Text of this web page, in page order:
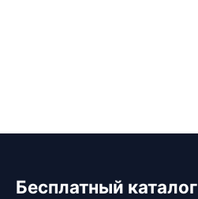
Бесплатный каталог